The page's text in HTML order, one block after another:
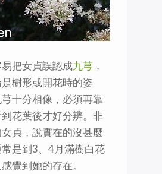
把女貞誤認成九芎 ，
樹形或開花時的姿
十分相像，必須再靠
花葉後才好分辨。非
貞，說實在的沒甚麼
是到3、4月滿樹白花
覺到她的存在。